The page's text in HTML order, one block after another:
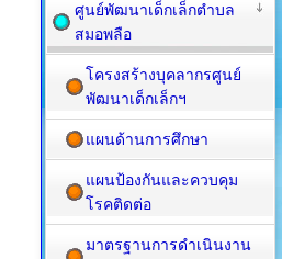
ศูนย์พัฒนาเด็กเล็กตำบล
สมอพลือ
โครงสร้างบุคลากรศูนย์
พัฒนาเด็กเล็กฯ
แผนด้านการศึกษา
แผนป้องกันและควบคุม
โรคติดต่อ
มาตรฐานการดำเนินงาน